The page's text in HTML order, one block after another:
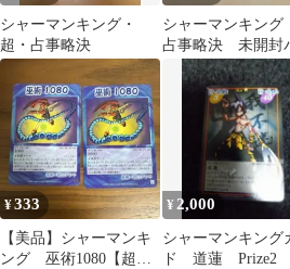
シャーマンキング・
超・占事略決
シャーマンキン
占事略決 未開封
ク アンナ まと
¥333
【美品】シャーマンキ
ング 巫術1080【超占
¥ 2,000
シャーマンキング
ド 道蓮 Prize2